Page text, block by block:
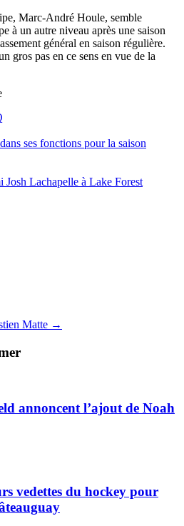
Marc-André Houle, semble
à un autre niveau après une saison
général en saison régulière.
gros pas en ce sens en vue de la
:
ses fonctions pour la saison
Lachapelle à Lake Forest
Matte →
annoncent l’ajout de Noah
vedettes du hockey pour